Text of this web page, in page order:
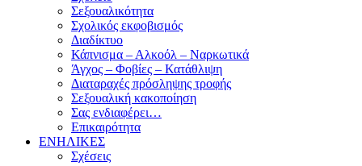
Σεξουαλικότητα
Σχολικός εκφοβισμός
Διαδίκτυο
Κάπνισμα – Αλκοόλ – Ναρκωτικά
Άγχος – Φοβίες – Κατάθλιψη
Διαταραχές πρόσληψης τροφής
Σεξουαλική κακοποίηση
Σας ενδιαφέρει…
Επικαιρότητα
ΕΝΗΛΙΚΕΣ
Σχέσεις